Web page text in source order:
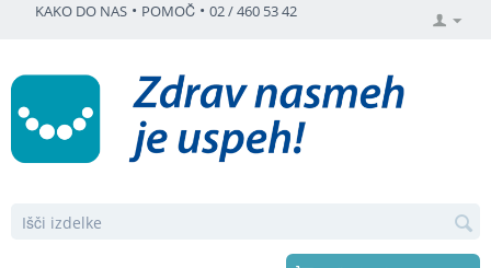
KAKO DO NAS • POMOČ • 02 / 460 53 42